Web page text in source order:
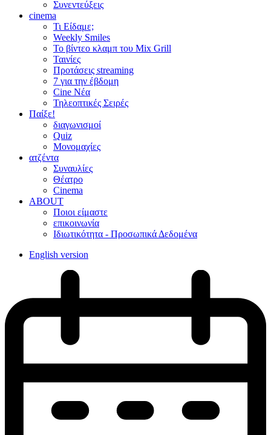
Συνεντεύξεις
cinema
Τι Είδαμε;
Weekly Smiles
Το βίντεο κλαμπ του Mix Grill
Ταινίες
Προτάσεις streaming
7 για την έβδομη
Cine Νέα
Τηλεοπτικές Σειρές
Παίξε!
διαγωνισμοί
Quiz
Μονομαχίες
ατζέντα
Συναυλίες
Θέατρο
Cinema
ABOUT
Ποιοι είμαστε
επικοινωνία
Ιδιωτικότητα - Προσωπικά Δεδομένα
English version